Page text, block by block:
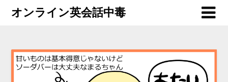
オンライン英会話中毒